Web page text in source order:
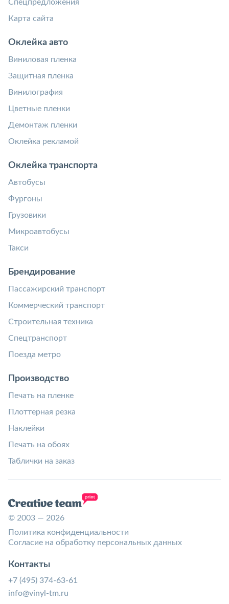
Спецпредложения
Карта сайта
Оклейка авто
Виниловая пленка
Защитная пленка
Винилография
Цветные пленки
Демонтаж пленки
Оклейка рекламой
Оклейка транспорта
Автобусы
Фургоны
Грузовики
Микроавтобусы
Такси
Брендирование
Пассажирский транспорт
Коммерческий транспорт
Строительная техника
Спецтранспорт
Поезда метро
Производство
Печать на пленке
Плоттерная резка
Наклейки
Печать на обоях
Таблички на заказ
© 2003 — 2026
Политика конфиденциальности
Согласие на обработку персональных данных
Контакты
+7 (495) 374-63-61
info@vinyl-tm.ru